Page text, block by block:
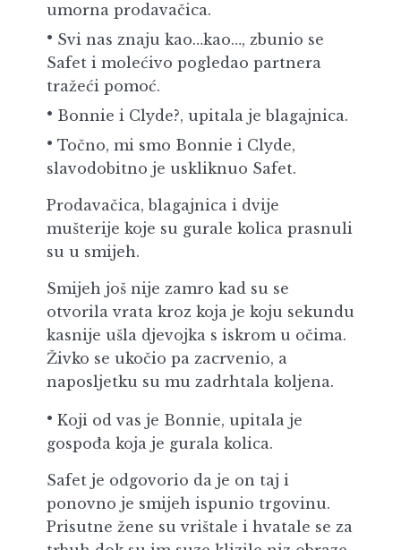
umorna prodavačica.
Svi nas znaju kao…kao…, zbunio se
Safet i molećivo pogledao partnera
tražeći pomoć.
Bonnie i Clyde?, upitala je blagajnica.
Točno, mi smo Bonnie i Clyde,
slavodobitno je uskliknuo Safet.
Prodavačica, blagajnica i dvije
mušterije koje su gurale kolica prasnuli
su u smijeh.
Smijeh još nije zamro kad su se
otvorila vrata kroz koja je koju sekundu
kasnije ušla djevojka s iskrom u očima.
Živko se ukočio pa zacrvenio, a
naposljetku su mu zadrhtala koljena.
Koji od vas je Bonnie, upitala je
gospođa koja je gurala kolica.
Safet je odgovorio da je on taj i
ponovno je smijeh ispunio trgovinu.
Prisutne žene su vrištale i hvatale se za